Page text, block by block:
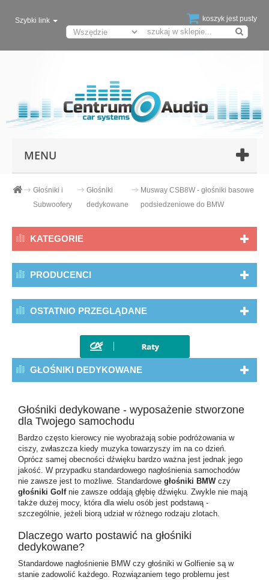
koszyk jest pusty
Szybki link
MENU
Głośniki i
Subwoofery
Głośniki
dedykowane
Musway CSB8W - głośniki basowe
podsiedzeniowe do BMW
KATEGORIE
PRODUCENCI
OSTATNIO PRZEGLĄDANE
GŁOŚNIKI DEDYKOWANE
Głośniki dedykowane - wyposażenie stworzone
dla Twojego samochodu
Bardzo często kierowcy nie wyobrażają sobie podróżowania w
ciszy, zwłaszcza kiedy muzyka towarzyszy im na co dzień.
Oprócz samej obecności dźwięku bardzo ważna jest jednak jego
jakość. W przypadku standardowego nagłośnienia samochodów
nie zawsze jest to możliwe. Standardowe głośniki BMW czy
głośniki Golfnie zawsze oddają głębię dźwięku. Zwykle nie mają
także dużej mocy, która dla wielu osób jest podstawą -
szczególnie, jeżeli biorą udział w różnego rodzaju zlotach.
Dlaczego warto postawić na głośniki
dedykowane?
Standardowe nagłośnienie BMW czy głośniki w Golfienie są w
stanie zadowolić każdego. Rozwiązaniem tego problemu jest